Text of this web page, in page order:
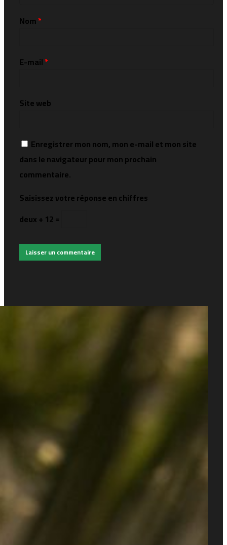
Nom*
E-mail*
Site web
Enregistrer mon nom, mon e-mail et mon site
dans le navigateur pour mon prochain
commentaire.
Saisissez votre réponse en chiffres
deux + 12 =